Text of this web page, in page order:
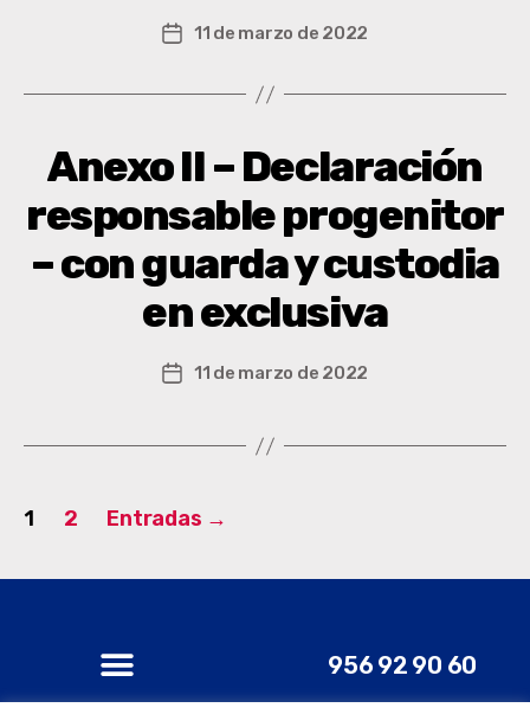
11 de marzo de 2022
Anexo II – Declaración
responsable progenitor
– con guarda y custodia
en exclusiva
11 de marzo de 2022
1 2 Entradas →
956 92 90 60